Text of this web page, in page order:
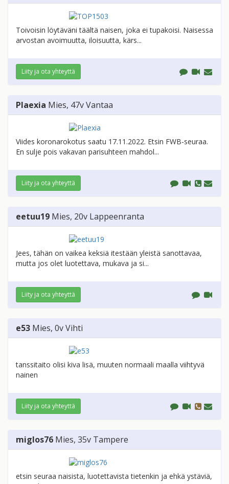
Toivoisin löytäväni täältä naisen, joka ei tupakoisi. Naisessa
arvostan avoimuutta, iloisuutta, kärs...
Liity ja ota yhteyttä
Plaexia Mies, 47vVantaa
Viides koronarokotus saatu 17.11.2022. Etsin FWB-seuraa.
En sulje pois vakavan parisuhteen mahdol...
Liity ja ota yhteyttä
eetuu19 Mies, 20v Lappeenranta
Jees, tähän on vaikea keksiä itestään yleistä sanottavaa,
mutta jos olet luotettava, mukava ja si...
Liity ja ota yhteyttä
e53 Mies, 0vVihti
tanssitaito olisi kiva lisä, muuten normaali maalla viihtyvä
nainen
Liity ja ota yhteyttä
miglos76 Mies, 35v Tampere
etsin seuraa naisista, luotettavista tietenkin ja ehkä ystäviä,